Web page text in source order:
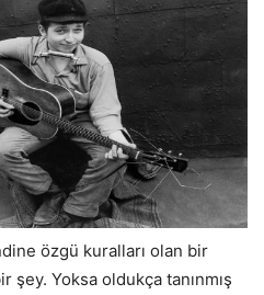
özgü kuralları olan bir
Yoksa oldukça tanınmış